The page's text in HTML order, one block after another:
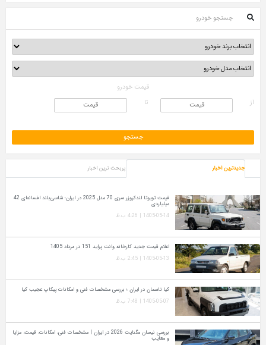
جستجو خودرو
قیمت خودرو
از
تا
جدیدترین اخبار پربحث ترین اخبار
قیمت تویوتا لندکروزر سری 70 مدل 2025 در ایران؛ شاسی‌بلند افسانه‌ای 42
میلیاردی
1405-05-14 | 4:26 ب.ظ
اعلام قیمت جدید کارخانه وانت پراید 151 در مرداد 1405
1405-05-13 | 2:45 ب.ظ
کیا تاسمان در ایران ؛ بررسی مشخصات فنی و امکانات پیکاپ عجیب کیا
1405-05-07 | 7:48 ب.ظ
بررسی نیسان مگنایت 2026 در ایران | مشخصات فنی، امکانات، قیمت، مزایا
و معایب